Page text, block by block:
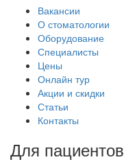
Вакансии
О стоматологии
Оборудование
Специалисты
Цены
Онлайн тур
Акции и скидки
Статьи
Контакты
Для пациентов